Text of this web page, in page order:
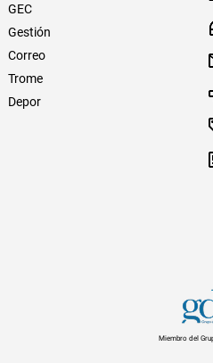
GEC
Gestión
Correo
Trome
Depor
Miembro del